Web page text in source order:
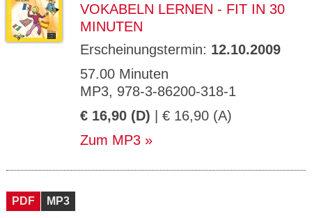
VOKABELN LERNEN - FIT IN 30
MINUTEN
Erscheinungstermin: 12.10.2009
57.00 Minuten
MP3, 978-3-86200-318-1
€ 16,90 (D) | € 16,90 (A)
Zum MP3
PDF MP3